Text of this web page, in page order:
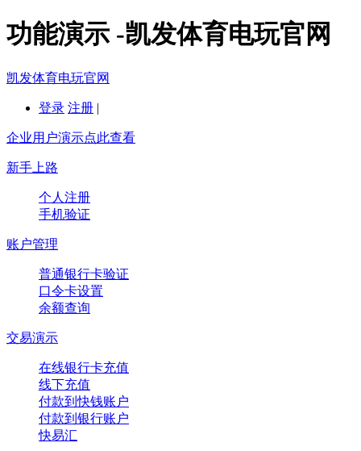
功能演示 -凯发体育电玩官网
凯发体育电玩官网
登录 注册 |
企业用户演示点此查看
新手上路
个人注册
手机验证
账户管理
普通银行卡验证
口令卡设置
余额查询
交易演示
在线银行卡充值
线下充值
付款到快钱账户
付款到银行账户
快易汇